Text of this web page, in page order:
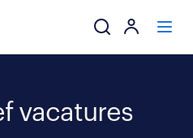
vacatures